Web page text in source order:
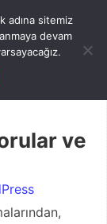
Menu
ve
adına sitemiz
devam